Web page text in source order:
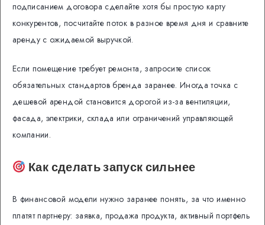
подписанием договора сделайте хотя бы простую карту
конкурентов, посчитайте поток в разное время дня и сравните
аренду с ожидаемой выручкой.
Если помещение требует ремонта, запросите список
обязательных стандартов бренда заранее. Иногда точка с
дешевой арендой становится дорогой из-за вентиляции,
фасада, электрики, склада или ограничений управляющей
компании.
Как сделать запуск сильнее
В финансовой модели нужно заранее понять, за что именно
платят партнеру: заявка, продажа продукта, активный портфель